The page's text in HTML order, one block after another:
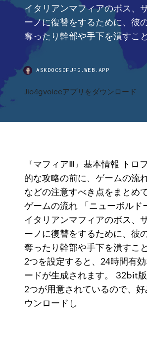
イタリアンマフィアのボス、
ーノに復讐をするために、彼
奪ったり幹部や手下を潰すこ
ASKDOCSDFJPG.WEB.APP
Jio4gvoiceアプリをダウンロード
『マフィアⅢ』基本情報 トロ
的な攻略の前に、ゲームの流
などの注意すべき点をまとめ
ゲームの流れ 「ニューボルド
イタリアンマフィアのボス、
ーノに復讐をするために、彼
奪ったり幹部や手下を潰すこ
2つを設定すると、24時間有
ードが生成されます。 32bit
2つが用意されているので、
ウンロードし